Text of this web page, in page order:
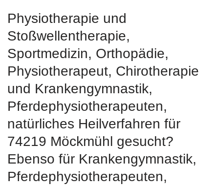
Physiotherapie und
Stoßwellentherapie,
Sportmedizin, Orthopädie,
Physiotherapeut, Chirotherapie
und Krankengymnastik,
Pferdephysiotherapeuten,
natürliches Heilverfahren für
74219 Möckmühl gesucht?
Ebenso für Krankengymnastik,
Pferdephysiotherapeuten,